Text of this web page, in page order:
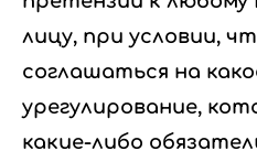
лицу, при условии,
соглашаться на
урегулирование,
какие-либо